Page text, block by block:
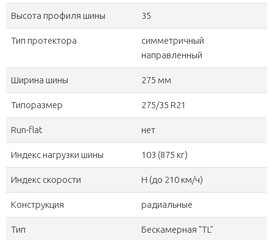
Высота профиля шины 35
Тип протектора
симметричный
направленный
Ширина шины 275 мм
Типоразмер 275/35 R21
Run-flat нет
Индекс нагрузки шины 103 (875 кг)
Индекс скорости H (до 210 км/ч)
Конструкция радиальные
Тип Бескамерная "TL"